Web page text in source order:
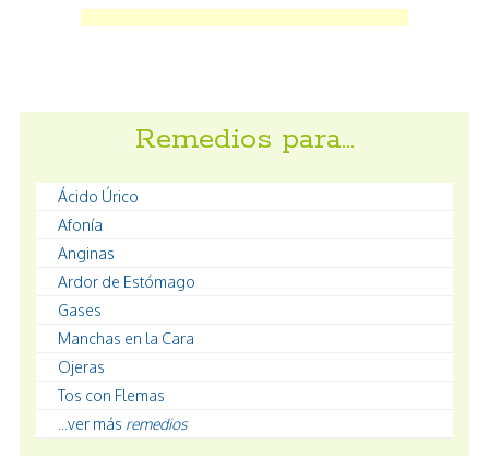
Remedios para…
Ácido Úrico
Afonía
Anginas
Ardor de Estómago
Gases
Manchas en la Cara
Ojeras
Tos con Flemas
...ver más remedios